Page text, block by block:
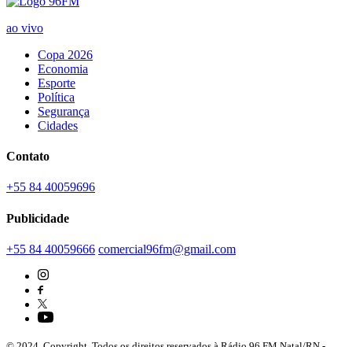
ao vivo
Copa 2026
Economia
Esporte
Política
Segurança
Cidades
Contato
+55 84 40059696
Publicidade
+55 84 40059666 comercial96fm@gmail.com